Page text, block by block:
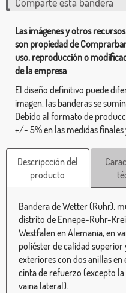
Las imágenes y otros
son propiedad de
uso, reproducción o
de la empresa
El diseño definitivo puede
imagen, las banderas se
Debido al formato de
+/- 5% en las medidas
Descripcción del
producto
Bandera de Wetter (Ruhr),
distrito de Ennepe-Ruhr-
Westfalen en Alemania, en
poliéster de calidad
exteriores con dos anillas
cinta de refuerzo (excepto
vaina lateral).